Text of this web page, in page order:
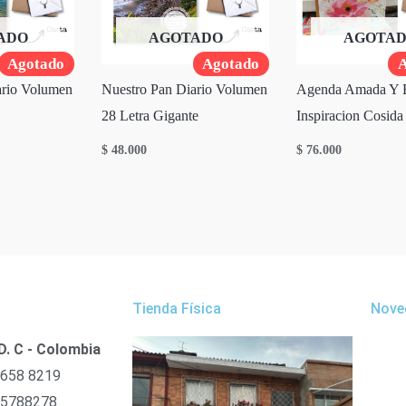
Agotado
Volumen
Agotado
AGOTADO
Nuestro Pan Diario Volumen
28 Letra Gigante
$ 48.000
Agenda Amada Y
Inspiracion
$ 76.000
C - Colombia
8219
Tienda Física